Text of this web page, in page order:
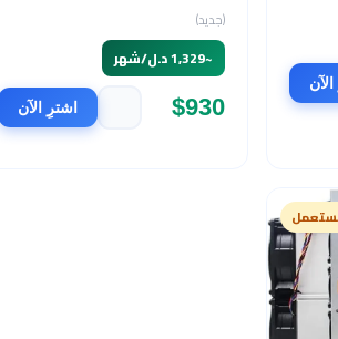
(جديد)
~1,329 د.ل/شهر
$930 اشترِ الآن